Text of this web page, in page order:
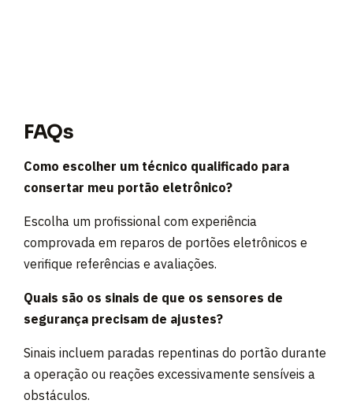
FAQs
Como escolher um técnico qualificado para
consertar meu portão eletrônico?
Escolha um profissional com experiência
comprovada em reparos de portões eletrônicos e
verifique referências e avaliações.
Quais são os sinais de que os sensores de
segurança precisam de ajustes?
Sinais incluem paradas repentinas do portão durante
a operação ou reações excessivamente sensíveis a
obstáculos.